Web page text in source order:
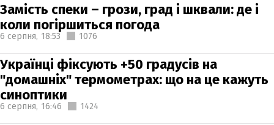
Замість спеки – грози, град і шквали: де і
коли погіршиться погода
6 серпня, 18:53 1076
Українці фіксують +50 градусів на
"домашніх" термометрах: що на це кажуть
синоптики
6 серпня, 16:46 1424